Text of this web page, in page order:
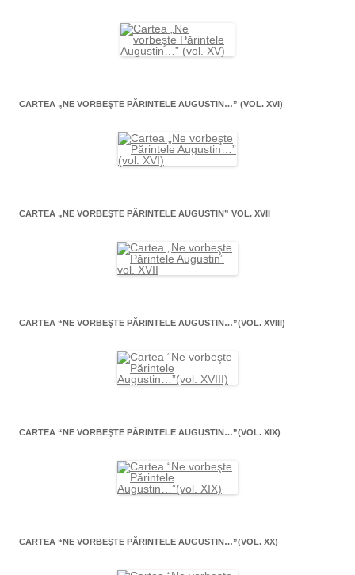
CARTEA „NE VORBEŞTE PĂRINTELE AUGUSTIN…” (VOL. XVI)
CARTEA „NE VORBEŞTE PĂRINTELE AUGUSTIN” VOL. XVII
CARTEA “NE VORBEŞTE PĂRINTELE AUGUSTIN…”(VOL. XVIII)
CARTEA “NE VORBEŞTE PĂRINTELE AUGUSTIN…”(VOL. XIX)
CARTEA “NE VORBEŞTE PĂRINTELE AUGUSTIN…”(VOL. XX)